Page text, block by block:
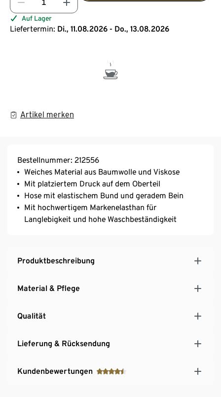
Auf Lager
Liefertermin: Di., 11.08.2026 - Do., 13.08.2026
Artikel merken
Bestellnummer: 212556
Weiches Material aus Baumwolle und Viskose
Mit platziertem Druck auf dem Oberteil
Hose mit elastischem Bund und geradem Bein
Mit hochwertigem Markenelasthan für
Langlebigkeit und hohe Waschbeständigkeit
Produktbeschreibung
Material & Pflege
Qualität
Lieferung & Rücksendung
Kundenbewertungen